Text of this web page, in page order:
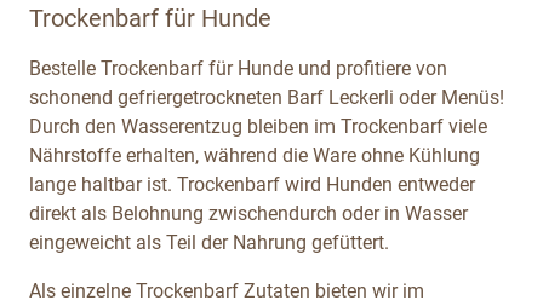
Trockenbarf für Hunde
Bestelle Trockenbarf für Hunde und profitiere von
schonend gefriergetrockneten Barf Leckerli oder Menüs!
Durch den Wasserentzug bleiben im Trockenbarf viele
Nährstoffe erhalten, während die Ware ohne Kühlung
lange haltbar ist. Trockenbarf wird Hunden entweder
direkt als Belohnung zwischendurch oder in Wasser
eingeweicht als Teil der Nahrung gefüttert.
Als einzelne Trockenbarf Zutaten bieten wir im